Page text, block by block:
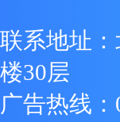
联系地址
楼30层
广告热线：